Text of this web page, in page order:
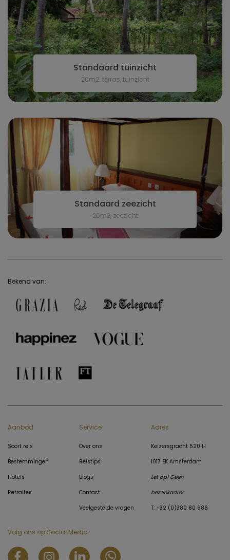
Standaard tuinzicht
20m2. terras, tuinzicht
Standaard zeezicht
20m2, zeezicht
Bekend van:
Aanbod
Soort reis
Bestemmingen
Hotels
Retraites
Service
Over ons
Reistips
Blogs
Contact
Veelgestelde vragen
Adres
Keizersgracht 520 H
1017 EK Amsterdam
Let op! Geen
bezoekadres
T: +32 (0)380 80 986
Volg ons op Social Media